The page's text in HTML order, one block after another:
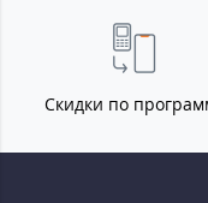
Скидки по